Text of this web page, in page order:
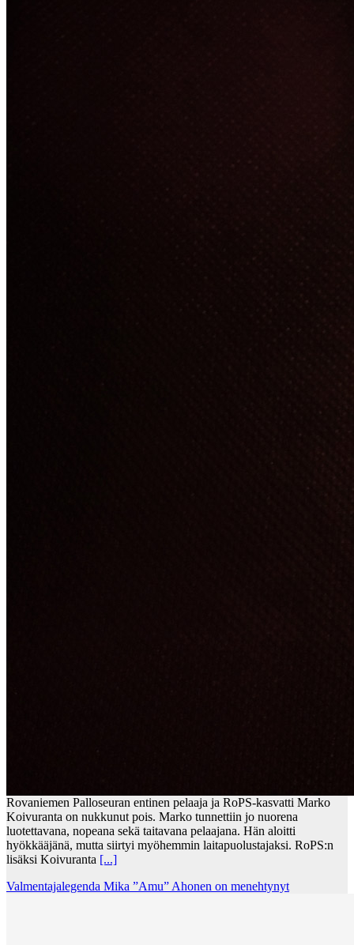
Rovaniemen Palloseuran entinen pelaaja ja RoPS-kasvatti Marko
Koivuranta on nukkunut pois. Marko tunnettiin jo nuorena
luotettavana, nopeana sekä taitavana pelaajana. Hän aloitti
hyökkääjänä, mutta siirtyi myöhemmin laitapuolustajaksi. RoPS:n
lisäksi Koivuranta [...]
Valmentajalegenda Mika ”Amu” Ahonen on menehtynyt